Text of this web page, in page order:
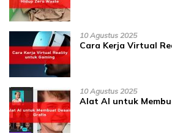
10 Agustus 2025
Cara Kerja Virtual
10 Agustus 2025
Alat AI untuk